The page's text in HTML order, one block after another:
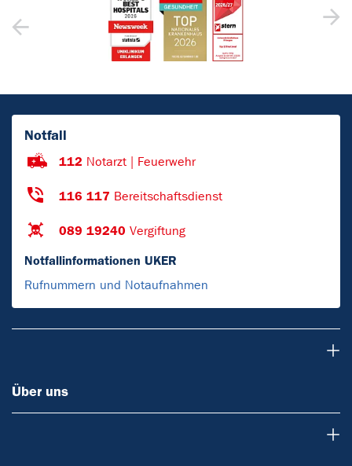
Notfall
112 Notarzt | Feuerwehr
116 117 Bereitschaftsdienst
089 19240 Vergiftung
Notfallinformationen UKER
Rufnummern und Notaufnahmen
Über uns